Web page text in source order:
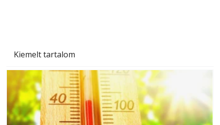
Kiemelt tartalom